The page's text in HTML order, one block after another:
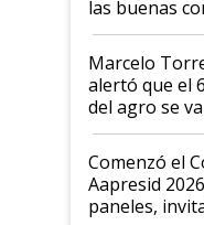
las buenas
agro
"Los veo más
Marcelo
alertó que el
del agro se
"No es
Argentina se
las mismas
años"
Comenzó el
Aapresid
paneles,